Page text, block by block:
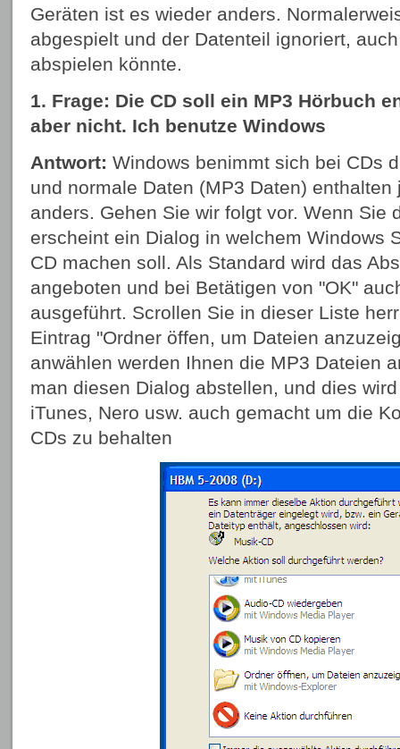
Geräten ist es wieder anders.
abgespielt und der Datenteil ignoriert,
abspielen könnte.
1. Frage: Die CD soll ein MP3 Hörbuch
aber nicht. Ich benutze Windows
Antwort: Windows benimmt sich bei CDs
und normale Daten (MP3 Daten)
anders. Gehen Sie wir folgt vor. Wenn Sie
erscheint ein Dialog in welchem Windows
CD machen soll. Als Standard wird das
angeboten und bei Betätigen von "OK"
ausgeführt. Scrollen Sie in dieser Liste
Eintrag "Ordner öffen, um Dateien
anwählen werden Ihnen die MP3 Dateien
man diesen Dialog abstellen, und dies
iTunes, Nero usw. auch gemacht um die
CDs zu behalten